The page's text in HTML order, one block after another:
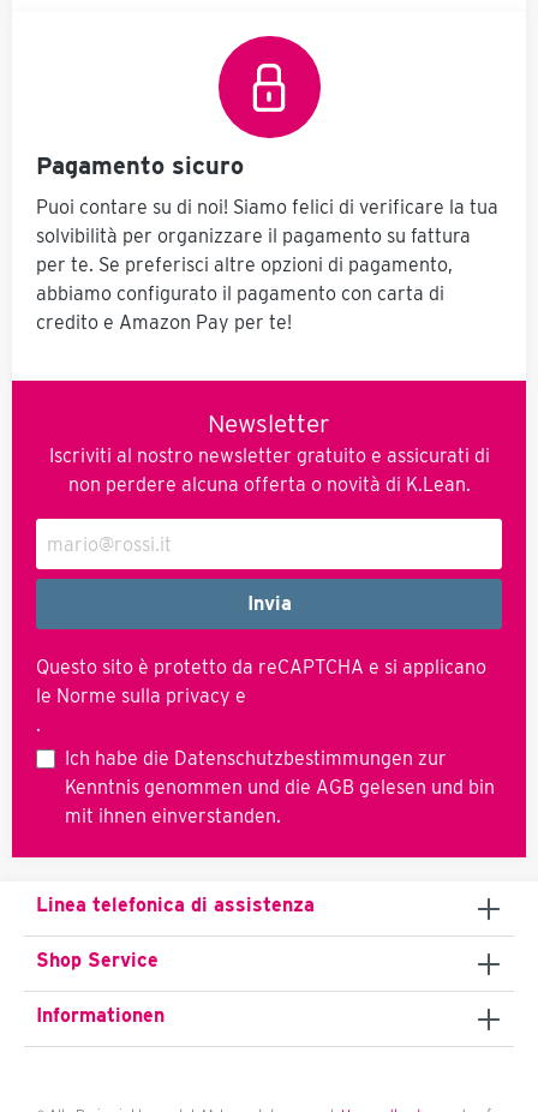
Pagamento sicuro
Puoi contare su di noi! Siamo felici di verificare la tua
solvibilità per organizzare il pagamento su fattura
per te. Se preferisci altre opzioni di pagamento,
abbiamo configurato il pagamento con carta di
credito e Amazon Pay per te!
Newsletter
Iscriviti al nostro newsletter gratuito e assicurati di
non perdere alcuna offerta o novità di K.Lean.
Invia
Questo sito è protetto da reCAPTCHA e si applicano
le Norme sulla privacy e
.
Ich habe die Datenschutzbestimmungen zur
Kenntnis genommen und die AGB gelesen und bin
mit ihnen einverstanden.
Linea telefonica di assistenza
Shop Service
Informationen